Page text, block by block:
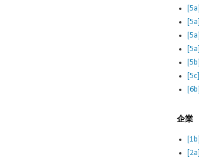
企業